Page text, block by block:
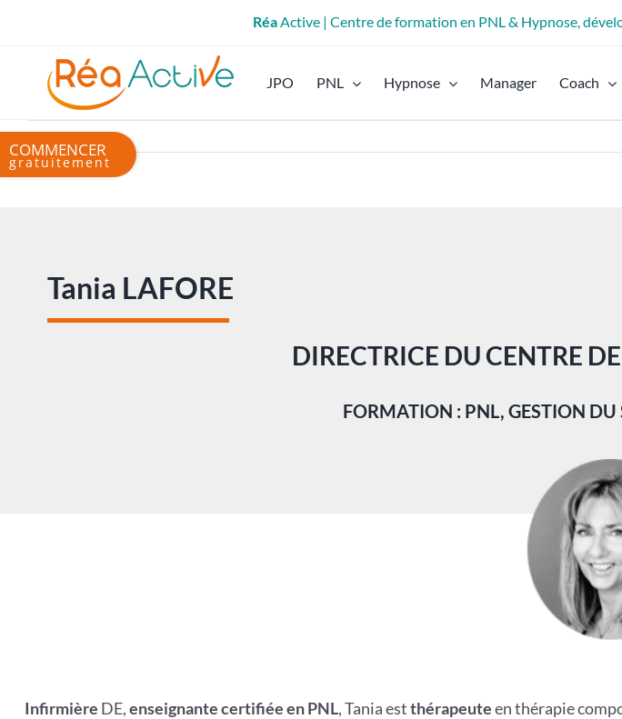
RéaActive | Centre de formation en PNL & Hypnose,
JPO PNL Hypnose Manager Coach
Tania LAFORE
DIRECTRICE DU CENTRE
FORMATION : PNL, GESTION DU
Infirmière DE,enseignante certifiée en PNL, Tania estthérapeuteen thérapie
Bascule
de
coulissante